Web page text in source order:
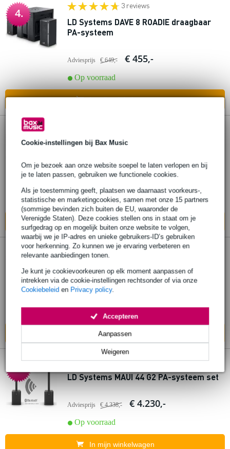
Cookie-instellingen bij Bax Music
Om je bezoek aan onze website soepel te laten verlopen en bij
je te laten passen, gebruiken we functionele cookies.
Als je toestemming geeft, plaatsen we daarnaast voorkeurs-,
statistische en marketingcookies, samen met onze 15 partners
(sommige bevinden zich buiten de EU, waaronder de
Verenigde Staten). Deze cookies stellen ons in staat om je
surfgedrag op en mogelijk buiten onze website te volgen,
waarbij we je IP-adres en unieke gebruikers-ID’s gebruiken
voor herkenning. Zo kunnen we je ervaring verbeteren en
relevante aanbiedingen tonen.
Je kunt je cookievoorkeuren op elk moment aanpassen of
intrekken via de cookie-instellingen rechtsonder of via onze
Cookiebeleid en Privacy policy.
Weigeren
Aanpassen
Accepteren
4.
3 reviews
LD Systems DAVE 8 ROADIE draagbaar
PA-systeem
Adviesprijs € 649,- € 455,-
Op voorraad
In mijn winkelwagen
5.
LD Systems Dave 8 XS draagbaar PA-
€ 385,-
Op voorraad
In mijn winkelwagen
6.
5 reviews
Adviesprijs € 1.347,-
Op voorraad
In mijn winkelwagen
4 reviews
LD Systems MAUI 44 G2 PA-systeem set
Adviesprijs € 4.338,- € 4.230,-
Op voorraad
In mijn winkelwagen